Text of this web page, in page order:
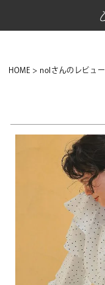
HOME nolさんのレビュー